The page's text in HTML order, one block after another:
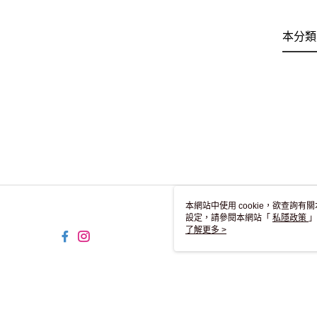
本分
本網站中使用 cookie，欲查詢有
設定，請參閱本網站「 私隱政策
用 cookie。
了解更多 >